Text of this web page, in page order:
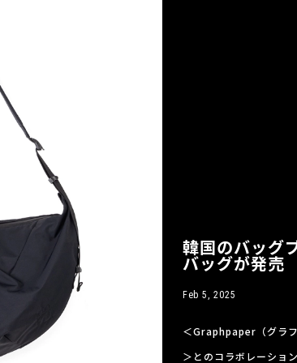
韓国のバッ
バッグが発売
Feb 5, 2025
＜Graphpaper（グラフ
＞とのコラボレーショ